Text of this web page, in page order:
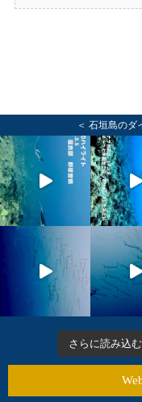
＜ 石垣島のダ
さらに読み込む